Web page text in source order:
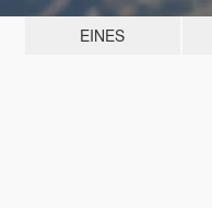
EINES